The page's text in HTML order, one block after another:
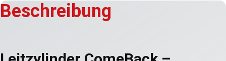
Beschreibung